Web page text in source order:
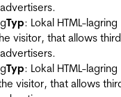
Typ: Lokal HTML-lagring
visitor, that allows
Typ: Lokal HTML-lagring
visitor, that allows